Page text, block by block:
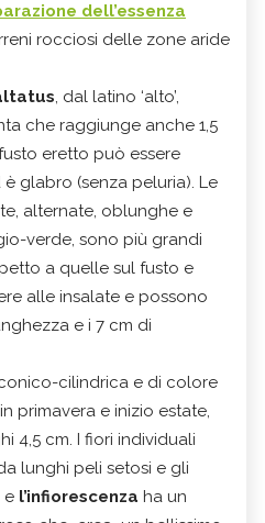
dell’essenza
rocciosi delle zone aride
, dal latino ‘alto’,
che raggiunge anche 1,5
eretto può essere
glabro (senza peluria). Le
alternate, oblunghe e
verde, sono più grandi
a quelle sul fusto e
alle insalate e possono
e i 7 cm di
cilindrica e di colore
primavera e inizio estate,
4,5 cm. I fiori individuali
lunghi peli setosi e gli
e l’infiorescenza ha un